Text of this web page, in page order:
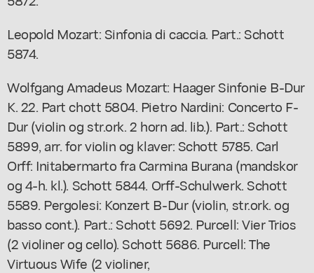
Leopold Mozart: Sinfonia di caccia. Part.: Schott
5874.
Wolfgang Amadeus Mozart: Haager Sinfonie B-Dur
K. 22. Part chott 5804. Pietro Nardini: Concerto F-
Dur (violin og str.ork. 2 horn ad. lib.). Part.: Schott
5899, arr. for violin og klaver: Schott 5785. Carl
Orff: Initabermarto fra Carmina Burana (mandskor
og 4-h. kl.). Schott 5844. Orff-Schulwerk. Schott
5589. Pergolesi: Konzert B-Dur (violin, str.ork. og
basso cont.). Part.: Schott 5692. Purcell: Vier Trios
(2 violiner og cello). Schott 5686. Purcell: The
Virtuous Wife (2 violiner,